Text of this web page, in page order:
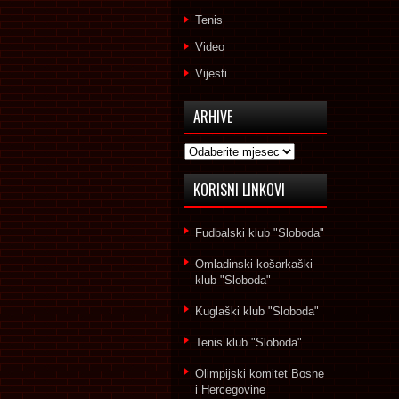
Tenis
Video
Vijesti
ARHIVE
Arhive
KORISNI LINKOVI
Fudbalski klub "Sloboda"
Omladinski košarkaški
klub "Sloboda"
Kuglaški klub "Sloboda"
Tenis klub "Sloboda"
Olimpijski komitet Bosne
i Hercegovine